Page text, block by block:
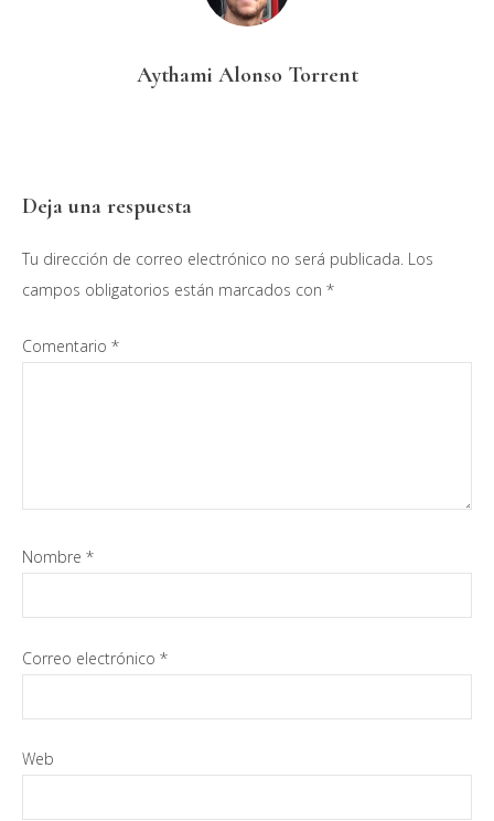
Aythami Alonso Torrent
Interacciones
con
los
Deja una respuesta
Tu dirección de correo electrónico no será publicada. Los
campos obligatorios están marcados con *
Comentario *
Nombre *
Correo electrónico *
Web